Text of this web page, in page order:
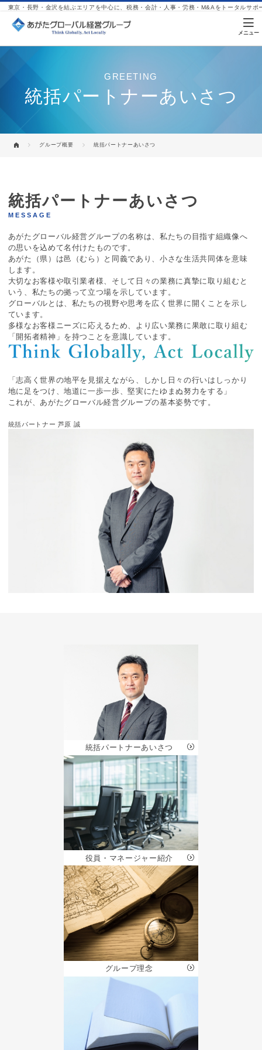
東京・長野・金沢を結ぶエリアを中心に、税務・会計・人事・労務・M&Aをトータルサポ
GREETING
統括パートナーあいさつ
あがたグローバル経営グループ
グループ概要 統括パートナーあいさつ
統括パートナーあいさつ
MESSAGE
あがたグローバル経営グループの名称は、私たちの目指す組織像へ
の思いを込めて名付けたものです。
あがた（県）は邑（むら）と同義であり、小さな生活共同体を意味
します。
大切なお客様や取引業者様、そして日々の業務に真摯に取り組むと
いう、私たちの拠って立つ場を示しています。
グローバルとは、私たちの視野や思考を広く世界に開くことを示し
ています。
多様なお客様ニーズに応えるため、より広い業務に果敢に取り組む
「開拓者精神」を持つことを意識しています。
「志高く世界の地平を見据えながら、しかし日々の行いはしっかり
地に足をつけ、地道に一歩一歩、堅実にたゆまぬ努力をする」
これが、あがたグローバル経営グループの基本姿勢です。
統括パートナー 芦原 誠
統括パートナーあいさつ
役員・ マネージャー紹介
グループ理念